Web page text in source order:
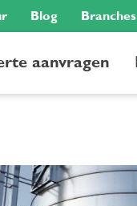
Blog Branches
aanvragen